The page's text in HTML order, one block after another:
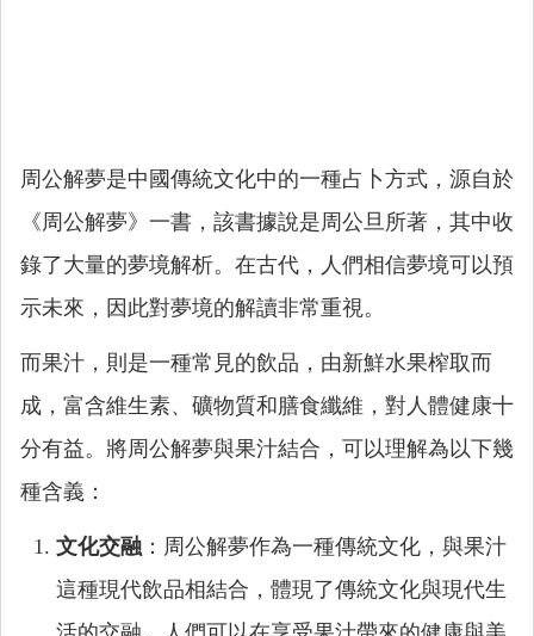
周公解夢是中國傳統文化中的一種占卜方式，源自於
《周公解夢》一書，該書據說是周公旦所著，其中收
錄了大量的夢境解析。在古代，人們相信夢境可以預
示未來，因此對夢境的解讀非常重視。
而果汁，則是一種常見的飲品，由新鮮水果榨取而
成，富含維生素、礦物質和膳食纖維，對人體健康十
分有益。將周公解夢與果汁結合，可以理解為以下幾
種含義：
文化交融 ：周公解夢作為一種傳統文化，與果汁
這種現代飲品相結合，體現了傳統文化與現代生